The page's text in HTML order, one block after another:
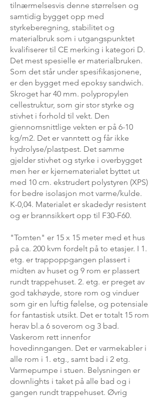
tilnærmelsesvis denne størrelsen og
samtidig bygget opp med
styrkeberegning, stabilitet og
materialbruk som i utgangspunktet
kvalifiserer til CE merking i kategori D.
Det mest spesielle er materialbruken.
Som det står under spesifikasjonene,
er den bygget med epoksy sandwich.
Skroget har 40 mm. polypropylen
cellestruktur, som gir stor styrke og
stivhet i forhold til vekt. Den
giennomsnittlige vekten er på 6-10
kg/m2. Det er vanntett og får ikke
hydrolyse/plastpest. Det samme
gjelder stivhet og styrke i overbygget
men her er kjernematerialet byttet ut
med 10 cm. ekstrudert polystyren (XPS)
for bedre isolasjon mot varme/kulde.
K-0,04. Materialet er skadedyr resistent
og er brannsikkert opp til F30-F60.
"Tomten" er 15 x 15 meter med et hus
på ca. 200 kvm fordelt på to etasjer. I 1.
etg. er trappoppgangen plassert i
midten av huset og 9 rom er plassert
rundt trappehuset. 2. etg. er preget av
god takhøyde, store rom og vinduer
som gir en luftig følelse, og potensiale
for fantastisk utsikt. Det er totalt 15 rom
herav bl.a 6 soverom og 3 bad.
Vaskerom rett innenfor
hovedinngangen. Det er varmekabler i
alle rom i 1. etg., samt bad i 2 etg.
Varmepumpe i stuen. Belysningen er
downlights i taket på alle bad og i
gangen rundt trappehuset. Øvrig